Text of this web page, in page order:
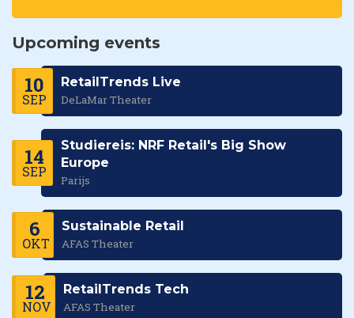
Upcoming events
10
SEP
RetailTrends Live
DeLaMar Theater
14
SEP
Studiereis: NRF Retail's Big Show
Europe
Parijs
6
OKT
Sustainable Retail
AFAS Theater
12
NOV
RetailTrends Tech
AFAS Theater